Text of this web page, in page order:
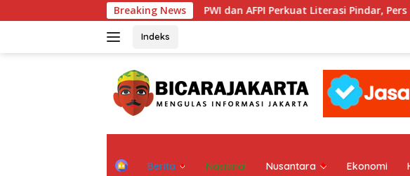
ke
Breaking News
PWI dan AFPI Perkuat Literasi Pindar, Pers Didorong Jadi
Indeks
H
Berita Nasional Nusantara Ekonomi